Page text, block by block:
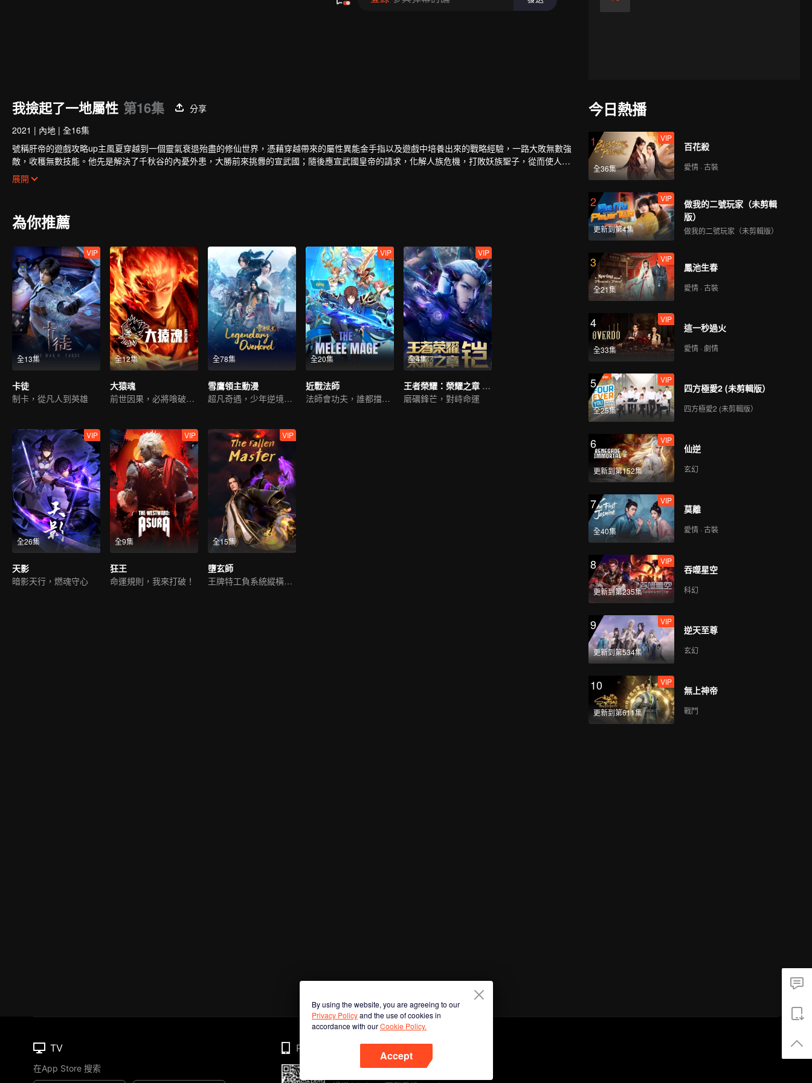
我撿起了一地屬性 第16集
分享
2021 | 內地 | 全16集
號稱肝帝的遊戲攻略up主風夏穿越到一個靈氣衰退殆盡的修仙世界，憑藉穿越帶來的屬性異能金手指以及遊戲中培養出來的戰略經驗，一路大敗無數強
敵，收穫無數技能。他先是解決了千秋谷的內憂外患，大勝前來挑釁的宣武國；隨後應宣武國皇帝的請求，化解人族危機，打敗妖族聖子，從而使人族
免於妖族的迫害，並復甦了玄元世界的天地靈氣；玄元世界靈氣復甦後，界外勢力將玄元世界視為一塊肥肉，開始搶奪。為保此界安寧，風夏與塵海老
祖攜手弒神，守護住了世界和平；但塵海老祖卻因此不幸身逝，為找到使塵海老祖復生的辦法，風夏最終踏上了成神之路。
展開
為你推薦
全13集
VIP
卡徒
制卡，從凡人到英雄
全12集
大猿魂
前世因果，必將喰破蒼穹
全78集
雪鷹領主動漫
超凡奇遇，少年逆境重生
全20集
VIP
近戰法師
法師會功夫，誰都擋不住
全4集
VIP
王者榮耀：榮耀之章 命運篇
磨礪鋒芒，對峙命運
全26集
VIP
天影
暗影天行，燃魂守心
全9集
VIP
狂王
命運規則，我來打破！
全15集
VIP
墮玄師
王牌特工負系統縱橫九荒
今日熱播
1
全36集
VIP
百花殺
愛情 · 古裝
2
更新到第4集
VIP
做我的二號玩家（未剪輯
版）
做我的二號玩家（未剪輯版）
3
全21集
VIP
鳳池生春
愛情 · 古裝
4
全33集
VIP
這一秒過火
愛情 · 劇情
5
全25集
VIP
四方極愛2 (未剪輯版）
四方極愛2 (未剪輯版）
6
更新到第152集
VIP
仙逆
玄幻
7
全40集
VIP
莫離
愛情 · 古裝
8
更新到第235集
VIP
吞噬星空
科幻
9
更新到第534集
VIP
逆天至尊
玄幻
10
更新到第611集
VIP
無上神帝
戰鬥
By using the website, you are agreeing to our
Privacy Policyand the use of cookies in
accordance with ourCookie Policy.
Accept
TV
在App Store 搜索
Phone